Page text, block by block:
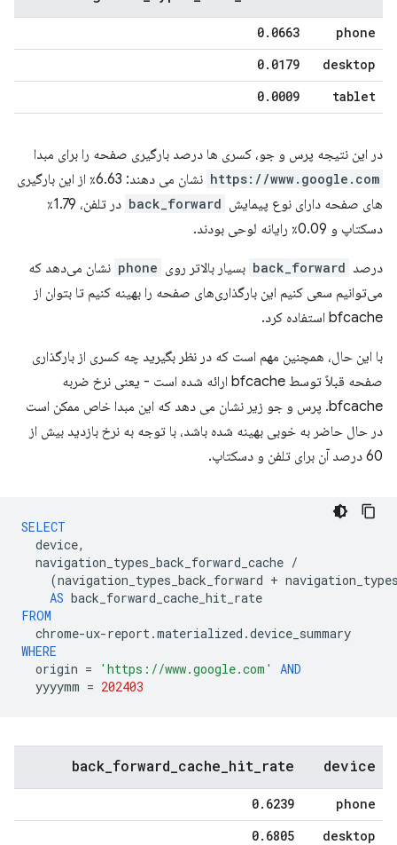
phone
0. 0663
desktop
0. 0179
tablet
0. 0009
در این نتیجه پرس و جو، کسری ها درصد بارگیری صفحه را برای مبدا
https://www.google.com
نشان می دهند: 6.63٪ از این بارگیری
های صفحه دارای نوع پیمایش back_forward
در تلفن، 1.79٪
دسکتاپ و 0.09٪ رایانه لوحی بودند.
درصد back_forward بسیار بالاتر روی phone نشان می‌دهد که
می‌توانیم سعی کنیم این بارگذاری‌های صفحه را بهینه کنیم تا بتوان از
bfcache استفاده کرد.
با این حال، همچنین مهم است که در نظر بگیرید چه کسری از بارگذاری
صفحه قبلاً توسط bfcache ارائه شده است - یعنی نرخ ضربه
bfcache. پرس و جو زیر نشان می دهد که این مبدا خاص ممکن است
در حال حاضر به خوبی بهینه شده باشد، با توجه به نرخ بازدید بیش از
60 درصد آن برای تلفن و دسکتاپ.
SELECT
device,
navigation_types_back_forward_cache /
(navigation_types_back_forward +
AS back_forward_cache_hit_rate
FROM
chrome-ux-report.materialized .device_summary
WHERE
origin = 'https://www.google.com'
AND
yyyymm = 202403
device
back forward cache hit rate
phone
0. 6239
desktop
0. 6805